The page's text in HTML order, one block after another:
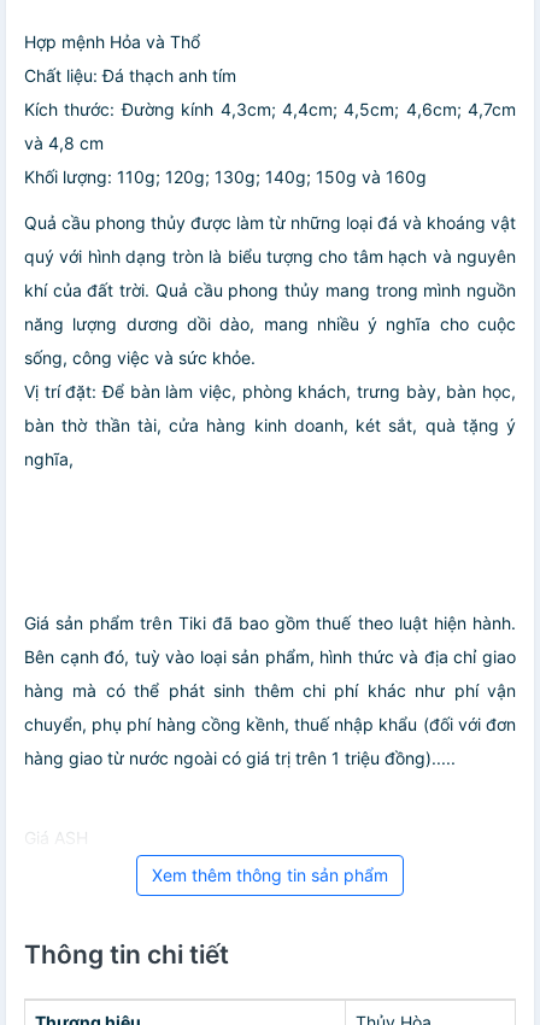
Hợp mệnh Hỏa và Thổ
Chất liệu: Đá thạch anh tím
Kích thước: Đường kính 4,3cm; 4,4cm; 4,5cm; 4,6cm; 4,7cm
và 4,8 cm
Khối lượng: 110g; 120g; 130g; 140g; 150g và 160g
Quả cầu phong thủy được làm từ những loại đá và khoáng vật
quý với hình dạng tròn là biểu tượng cho tâm hạch và nguyên
khí của đất trời. Quả cầu phong thủy mang trong mình nguồn
năng lượng dương dồi dào, mang nhiều ý nghĩa cho cuộc
sống, công việc và sức khỏe.
Vị trí đặt: Để bàn làm việc, phòng khách, trưng bày, bàn học,
bàn thờ thần tài, cửa hàng kinh doanh, két sắt, quà tặng ý
nghĩa,
Giá sản phẩm trên Tiki đã bao gồm thuế theo luật hiện hành.
Bên cạnh đó, tuỳ vào loại sản phẩm, hình thức và địa chỉ giao
hàng mà có thể phát sinh thêm chi phí khác như phí vận
chuyển, phụ phí hàng cồng kềnh, thuế nhập khẩu (đối với đơn
hàng giao từ nước ngoài có giá trị trên 1 triệu đồng).....
Giá ASH
Xem thêm thông tin sản phẩm
Thông tin chi tiết